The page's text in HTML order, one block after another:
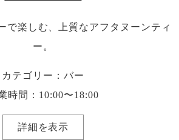
で楽しむ、上質なアフタヌーンティ
ー。
カテゴリー：バー
時間：10:00〜18:00
詳細を表示